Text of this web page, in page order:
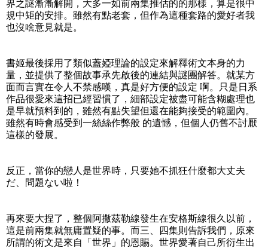
界之謎漸漸解開，大多一如前兩集推估的的那樣，算是很中
規中矩的安排。雖然有點老套，但作為這種套路的愛好者我
也沒啥意見就是。
書姬最後採用了類似蓋婭理論的設定來解釋術文本身的力
量，並提供了整個故事承先啟後的連結與謎團解答。就某方
面而言實在令人不禁感嘆，真是好方便的設定 啊。只是日系
作品很愛來這招已經習慣了，細部設定被盡可能含糊處理也
是早就預料到的，雖然有點失望但還在能夠接受的範圍內。
雖然有時會感受到一絲絲作弊般 的遺憾，但個人仍舊不討厭
這樣的發展。
反正，當你的戀人是世界時，只要她不抓狂什麼都大丈夫
だ、問題ない啦！
再來要大捏了，整個阿撒茲勒線發生在安格斯線很久以前，
這是前兩集就無庸置疑的事。而三、四集則告訴我們，原來
所謂的術文是來自「世界」的恩賜。世界愛著自己所衍生出